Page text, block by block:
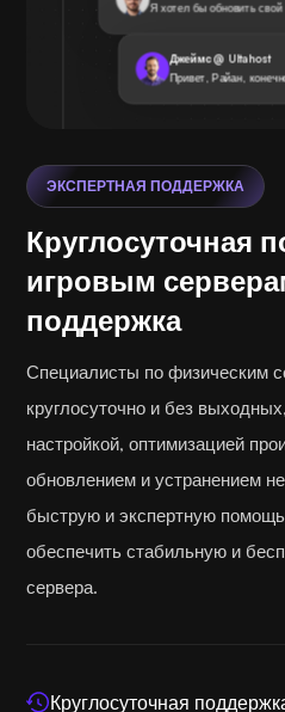
Я хотел бы обновить
Джеймс @ Ultahost
Привет, Райан,
ЭКСПЕРТНАЯ ПОДДЕРЖКА
Круглосуточная
игровым
поддержка
Специалисты по физическим
круглосуточно и без
настройкой, оптимизацией
обновлением и устранением
быструю и экспертную
обеспечить стабильную и
сервера.
Круглосуточная